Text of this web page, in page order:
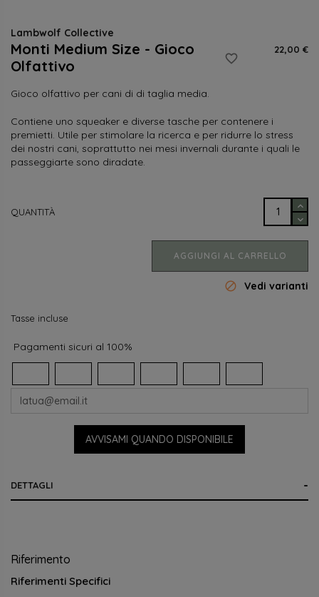
Lambwolf Collective
Monti Medium Size - Gioco
Olfattivo
favorite_border
22,00 €
Gioco olfattivo per cani di di taglia media.
Contiene uno squeaker e diverse tasche per contenere i
premietti. Utile per stimolare la ricerca e per ridurre lo stress
dei nostri cani, soprattutto nei mesi invernali durante i quali le
passeggiarte sono diradate.
QUANTITÀ
AGGIUNGI AL CARRELLO
 Vedi varianti
Tasse incluse
Pagamenti sicuri al 100%
AVVISAMI QUANDO DISPONIBILE
DETTAGLI
Riferimento
Riferimenti Specifici